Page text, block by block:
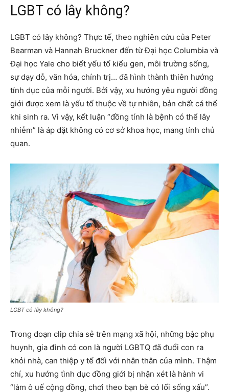
LGBT có lây không?
LGBT có lây không? Thực tế, theo nghiên cứu của Peter
Bearman và Hannah Bruckner đến từ Đại học Columbia và
Đại học Yale cho biết yếu tố kiểu gen, môi trường sống,
sự dạy dỗ, văn hóa, chính trị… đã hình thành thiên hướng
tính dục của mỗi người. Bởi vậy, xu hướng yêu người đồng
giới được xem là yếu tố thuộc về tự nhiên, bản chất cá thể
khi sinh ra. Vì vậy, kết luận “đồng tính là bệnh có thể lây
nhiễm” là áp đặt không có cơ sở khoa học, mang tính chủ
quan.
LGBT có lây không?
Trong đoạn clip chia sẻ trên mạng xã hội, những bậc phụ
huynh, gia đình có con là người LGBTQ đã đuổi con ra
khỏi nhà, can thiệp y tế đối với nhân thân của mình. Thậm
chí, xu hướng tình dục đồng giới bị nhận xét là hành vi
“làm ô uế cộng đồng, chơi theo bạn bè có lối sống xấu”.